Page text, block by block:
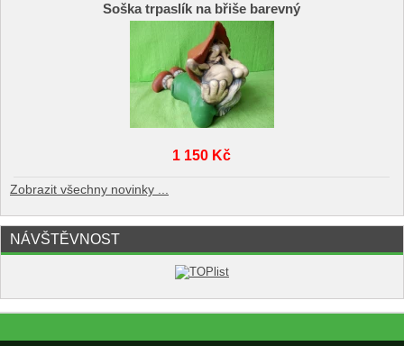
Soška trpaslík na břiše barevný
1 150 Kč
Zobrazit všechny novinky ...
NÁVŠTĚVNOST